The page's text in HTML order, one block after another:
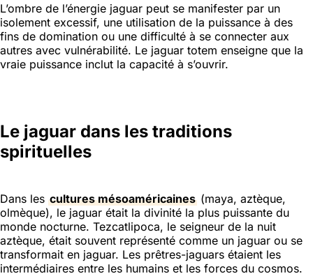
L’ombre de l’énergie jaguar peut se manifester par un
isolement excessif, une utilisation de la puissance à des
fins de domination ou une difficulté à se connecter aux
autres avec vulnérabilité. Le jaguar totem enseigne que la
vraie puissance inclut la capacité à s’ouvrir.
Le jaguar dans les traditions
spirituelles
Dans les cultures mésoaméricaines (maya, aztèque,
olmèque), le jaguar était la divinité la plus puissante du
monde nocturne. Tezcatlipoca, le seigneur de la nuit
aztèque, était souvent représenté comme un jaguar ou se
transformait en jaguar. Les prêtres-jaguars étaient les
intermédiaires entre les humains et les forces du cosmos.